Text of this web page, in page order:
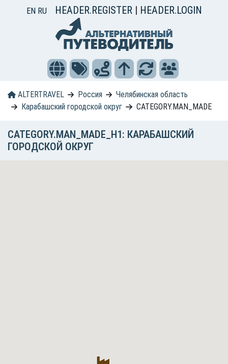
EN RU HEADER.REGISTER | HEADER.LOGIN
ALTERTRAVEL Россия
Челябинская область
Карабашский городской округ
CATEGORY.MAN_MADE
CATEGORY.MAN_MADE_H1: КАРАБАШСКИЙ
ГОРОДСКОЙ ОКРУГ